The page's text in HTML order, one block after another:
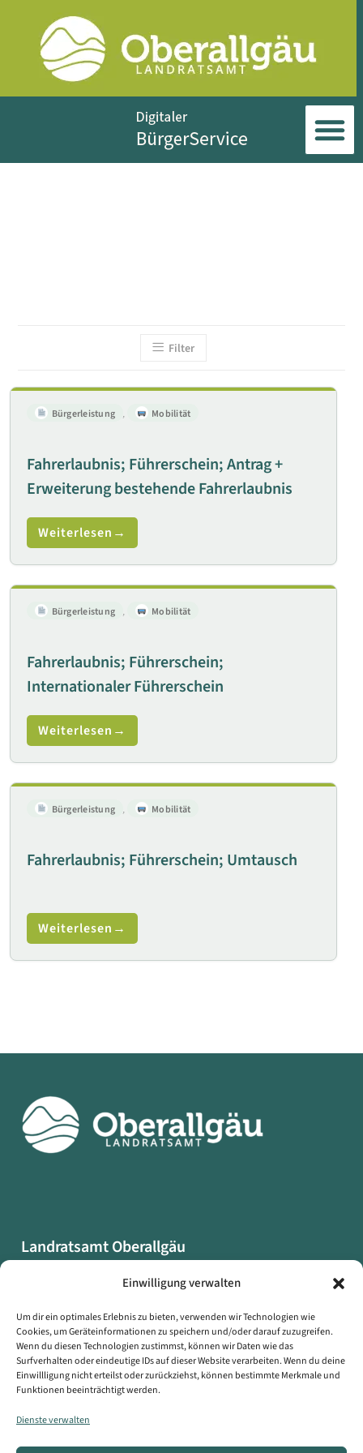
Einwilligung verwalten
Um dir ein optimales Erlebnis zu bieten, verwenden wir Technologien wie
Cookies, um Geräteinformationen zu speichern und/oder darauf zuzugreifen.
Wenn du diesen Technologien zustimmst, können wir Daten wie das
Surfverhalten oder eindeutige IDs auf dieser Website verarbeiten. Wenn du deine
Einwillligung nicht erteilst oder zurückziehst, können bestimmte Merkmale und
Funktionen beeinträchtigt werden.
Dienste verwalten
Filter
Bürgerleistung , Mobilität
Fahrerlaubnis; Führerschein; Antrag +
Erweiterung bestehende Fahrerlaubnis
Weiterlesen
Bürgerleistung , Mobilität
Fahrerlaubnis; Führerschein;
Internationaler Führerschein
Weiterlesen
Bürgerleistung , Mobilität
Fahrerlaubnis; Führerschein; Umtausch
Weiterlesen
Landratsamt Oberallgäu
87527 Sonthofen
Datenschutzerklärung
Impressum
Erklärung zur Barrierefreiheit